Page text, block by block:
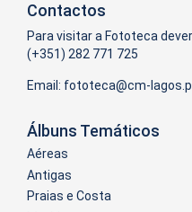
Contactos
Para visitar a Fototeca
(+351) 282 771 725
Email:
Álbuns Temáticos
Aéreas
Antigas
Praias e Costa